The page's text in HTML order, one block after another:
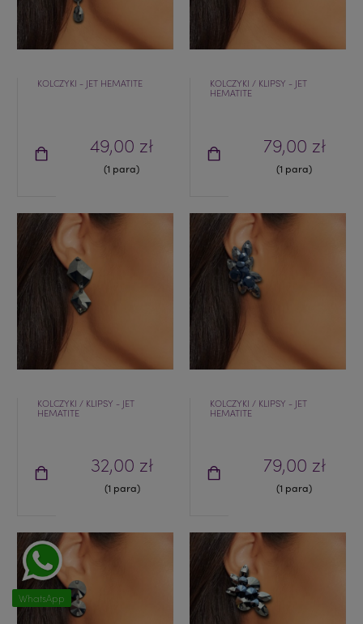
KOLCZYKI - JET HEMATITE
49,00 zł
(1 para)
KOLCZYKI / KLIPSY - JET
HEMATITE
79,00 zł
(1 para)
KOLCZYKI / KLIPSY - JET
HEMATITE
32,00 zł
(1 para)
KOLCZYKI / KLIPSY - JET
HEMATITE
79,00 zł
(1 para)
WhatsApp